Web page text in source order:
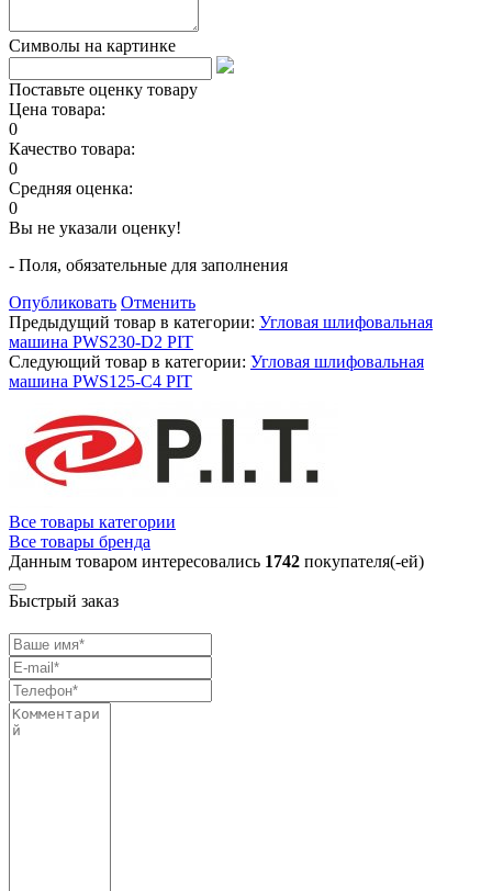
Символы на картинке
Поставьте оценку товару
Цена товара:
0
Качество товара:
0
Средняя оценка:
0
Вы не указали оценку!
- Поля, обязательные для заполнения
Опубликовать Отменить
Предыдущий товар в категории: Угловая шлифовальная
машина PWS230-D2 PIT
Следующий товар в категории: Угловая шлифовальная
машина PWS125-С4 PIT
Все товары категории
Все товары бренда
Данным товаром интересовались 1742 покупателя(-ей)
Быстрый заказ